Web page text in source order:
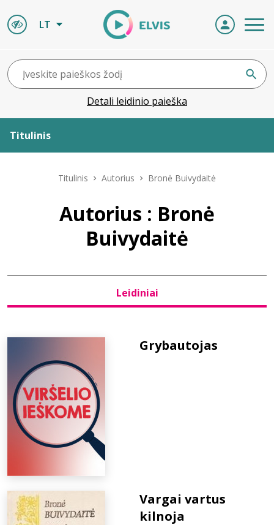
LT
Detali leidinio paieška
Titulinis
Naujienos
Bibliotekoms
D.U.K.
Titulinis Autorius Bronė Buivydaitė
Autorius : Bronė
Buivydaitė
Leidiniai
Grybautojas
Vargai vartus
kilnoja